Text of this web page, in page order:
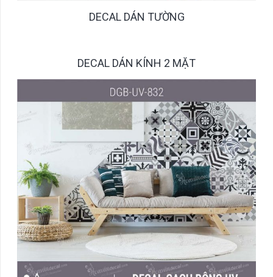
DECAL DÁN TƯỜNG
DECAL DÁN KÍNH 2 MẶT